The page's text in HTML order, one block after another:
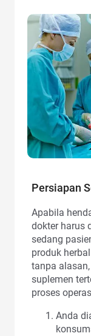
Persiapan
Apabila
dokter harus
sedang
produk
tanpa
suplemen
proses
Anda